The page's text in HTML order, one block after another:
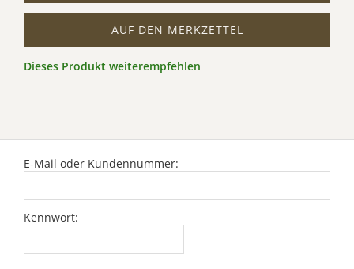
AUF DEN MERKZETTEL
Dieses Produkt weiterempfehlen
E-Mail oder Kundennummer:
Kennwort: